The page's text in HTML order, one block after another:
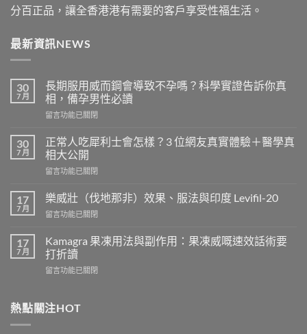
分百正品，讓全香港港有需要的客戶享受性福生活。
最新資訊NEWS
30
7 月
長期服用威而鋼會導致不孕嗎？科學實證告訴你真
相，備孕男性必讀
在
期
服
用
威
鋼
導
不
孕
嗎？
實
證
留言功能已關閉
30
7 月
正常人吃犀利士會怎樣？3 位網友真實體驗＋醫學真
相大公開
在
常
人
吃
利
士
怎
位
留言功能已關閉
17
7 月
樂威壯（伐地那非）效果、服法與印度 Levifil-20
在
威
壯
（伐
地
效
留言功能已關閉
17
7 月
Kamagra 果凍用法與副作用：果凍威嘅速效話術要
打折讀
在
凍
用
留言功能已關閉
熱點關注HOT